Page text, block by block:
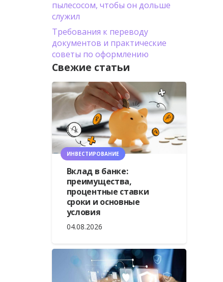
пылесосом, чтобы он дольше
служил
Требования к переводу
документов и практические
советы по оформлению
Свежие статьи
ИНВЕСТИРОВАНИЕ
Вклад в банке:
преимущества,
процентные ставки
сроки и основные
условия
04.08.2026